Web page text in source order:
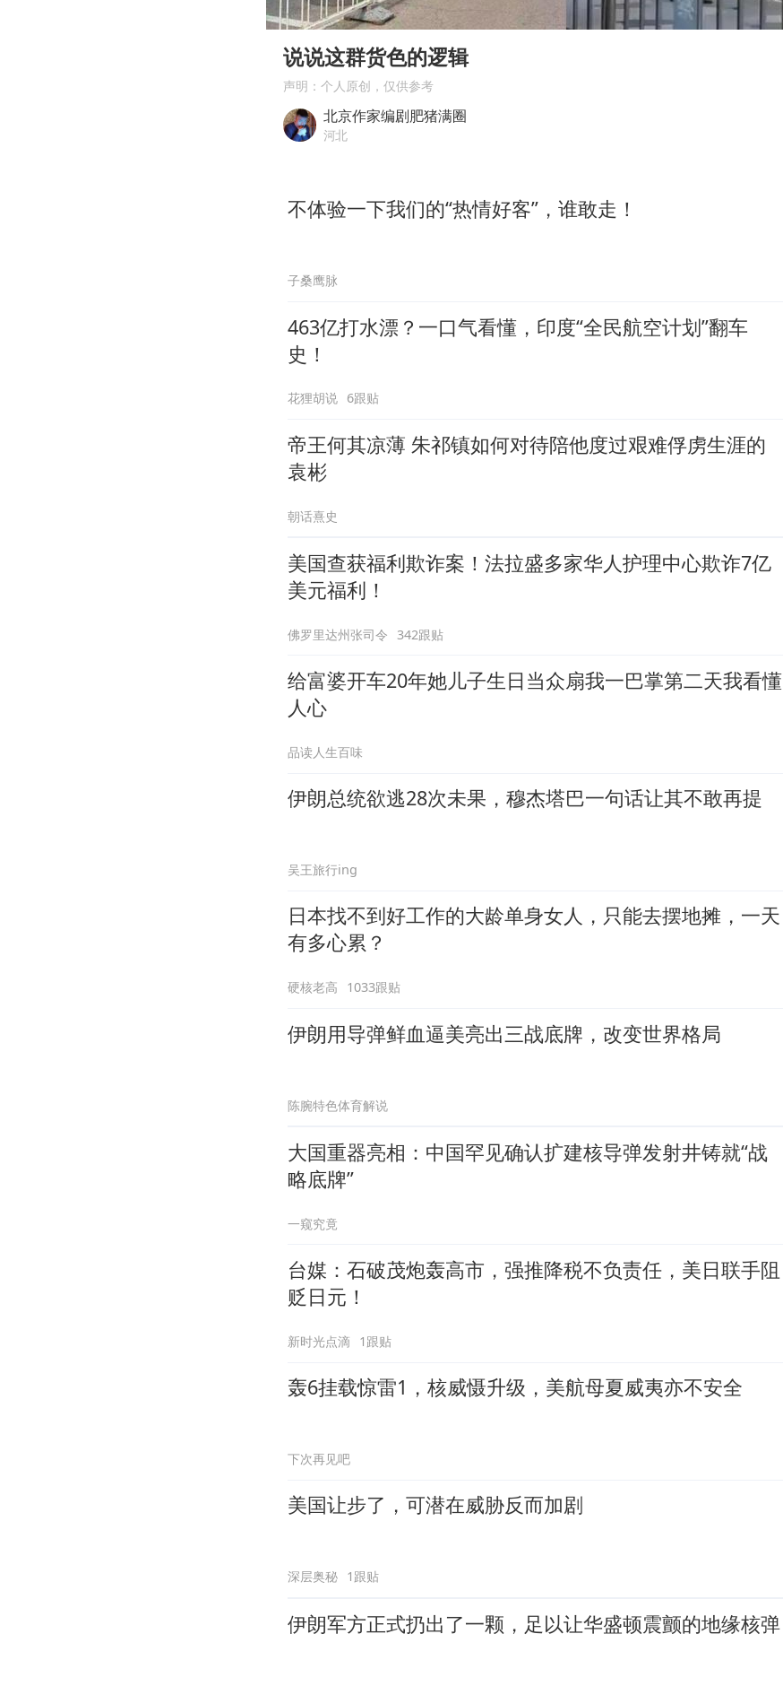
法国下周开始禁止未经同意的电话营销
泰国一女公务员妆容引争议 本人回应
24小时不关空调 电费会更低吗
哪吒汽车南宁工厂设备降价20%拍卖
Play
00:00
说说这群货色的逻辑
声明：个人原创，仅供参考
北京作家编剧肥猪满圈
河北
不体验一下我们的“热情好客”，谁敢走！
子桑鹰脉
463亿打水漂？一口气看懂，印度“全民航空计划”翻车
史！
花狸胡说 6跟贴
帝王何其凉薄 朱祁镇如何对待陪他度过艰难俘虏生涯的
袁彬
朝话熹史
美国查获福利欺诈案！法拉盛多家华人护理中心欺诈7亿
美元福利！
佛罗里达州张司令 342跟贴
给富婆开车20年她儿子生日当众扇我一巴掌第二天我看懂
人心
品读人生百味
伊朗总统欲逃28次未果，穆杰塔巴一句话让其不敢再提
吴王旅行ing
日本找不到好工作的大龄单身女人，只能去摆地摊，一天
有多心累？
硬核老高 1033跟贴
伊朗用导弹鲜血逼美亮出三战底牌，改变世界格局
陈腕特色体育解说
大国重器亮相：中国罕见确认扩建核导弹发射井铸就“战
略底牌”
一窥究竟
台媒：石破茂炮轰高市，强推降税不负责任，美日联手阻
贬日元！
新时光点滴 1跟贴
轰6挂载惊雷1，核威慑升级，美航母夏威夷亦不安全
下次再见吧
美国让步了，可潜在威胁反而加剧
深层奥秘 1跟贴
伊朗军方正式扔出了一颗，足以让华盛顿震颤的地缘核弹